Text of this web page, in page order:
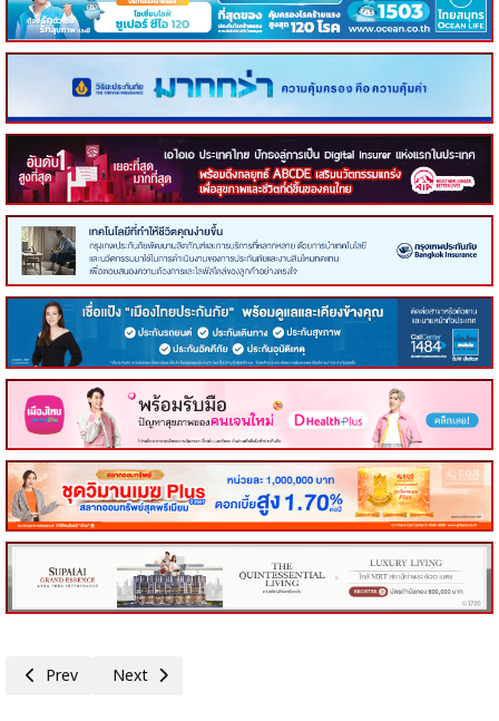
Previous article: คอหุ้น Power Time 12 มกราคม 2569 - 1
Prev Next article: คอหุ้น Investor Guide 10 มกราคม 2569 - 1
Next